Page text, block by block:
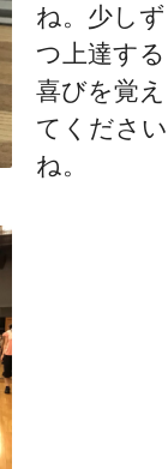
ね。少しず
つ上達する
喜びを覚え
てください
ね。